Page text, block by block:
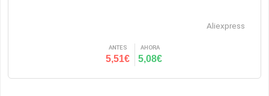
Aliexpress
ANTES
5,51€
AHORA
5,08€